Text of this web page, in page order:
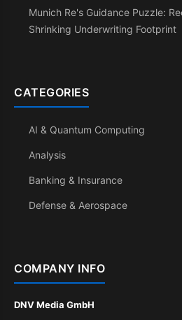
Munich Re's Guidance Puzzle:
Shrinking Underwriting Footprint
CATEGORIES
AI & Quantum Computing
Analysis
Banking & Insurance
Defense & Aerospace
COMPANY INFO
DNV Media GmbH